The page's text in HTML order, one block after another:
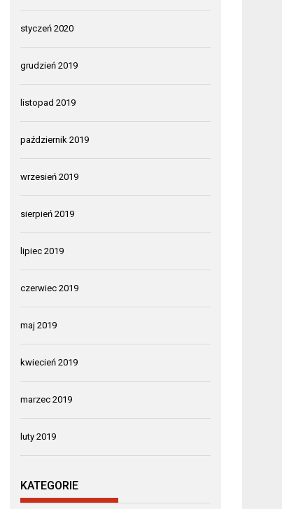
styczeń 2020
grudzień 2019
listopad 2019
październik 2019
wrzesień 2019
sierpień 2019
lipiec 2019
czerwiec 2019
maj 2019
kwiecień 2019
marzec 2019
luty 2019
KATEGORIE